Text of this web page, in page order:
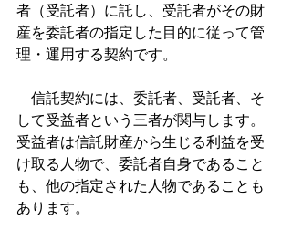
者（受託者）に託し、受託者がその財
産を委託者の指定した目的に従って管
理・運用する契約です。
信託契約には、委託者、受託者、そ
して受益者という三者が関与します。
受益者は信託財産から生じる利益を受
け取る人物で、委託者自身であること
も、他の指定された人物であることも
あります。